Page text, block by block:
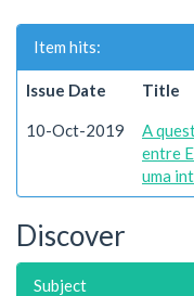
Item hits:
Issue Date Title
10-Oct-2019
A
entre
uma
Discover
Subject